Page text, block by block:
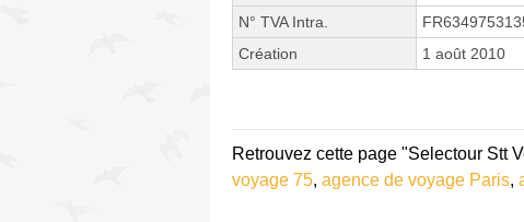
N° TVA Intra.
Création
1 août 2010
Retrouvez cette page "Selectour Stt
voyage 75, agence de voyage Paris,